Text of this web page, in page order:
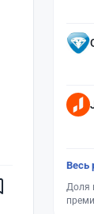
Весь
Доля